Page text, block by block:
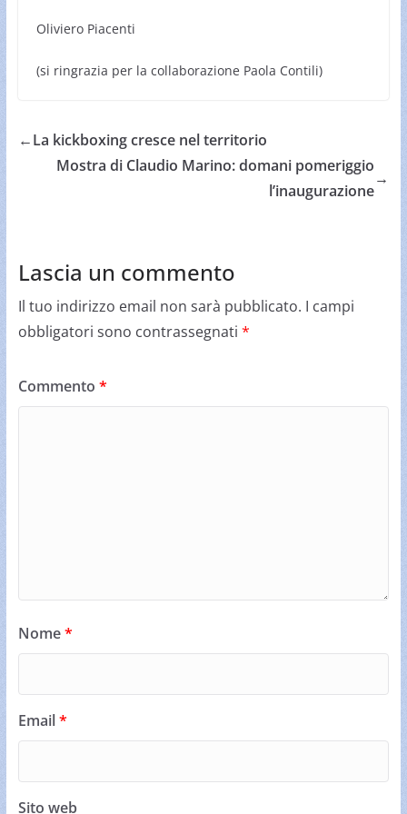
Oliviero Piacenti
(si ringrazia per la collaborazione Paola Contili)
←La kickboxing cresce nel territorio
Mostra di Claudio Marino: domani pomeriggio
l’inaugurazione
→
Lascia un commento
Il tuo indirizzo email non sarà pubblicato. I campi
obbligatori sono contrassegnati *
Commento *
Nome*
Email*
Sito web